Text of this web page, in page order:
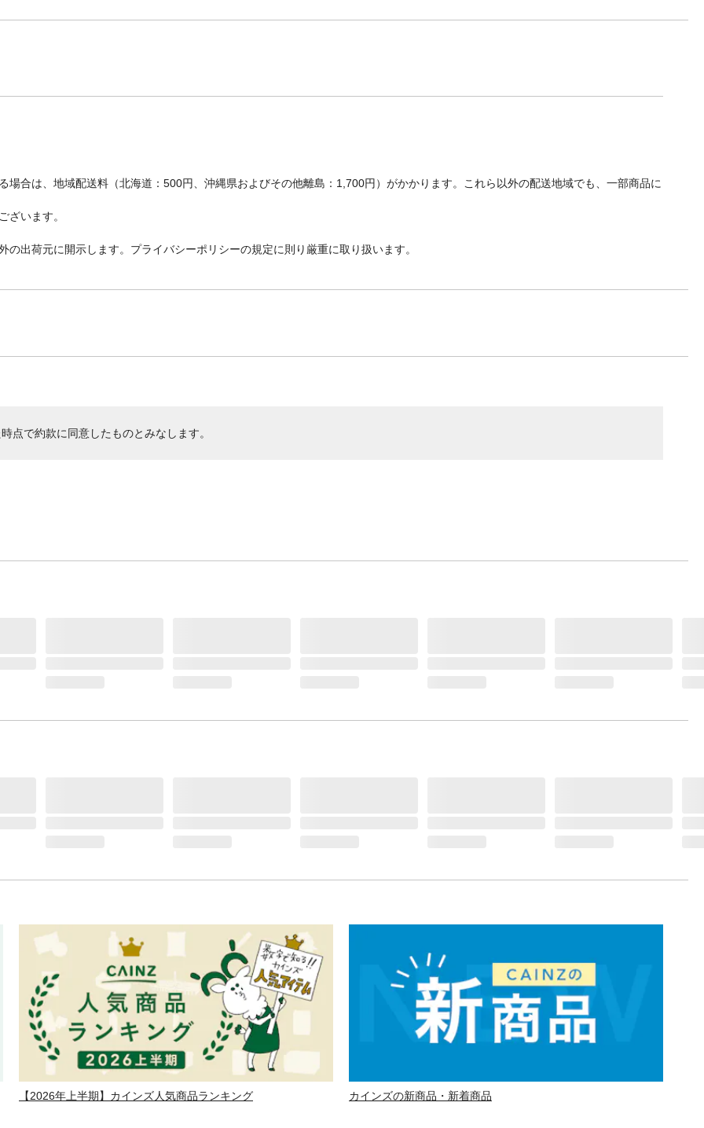
場合は、地域配送料（北海道：500円、沖縄県およびその他離島：1,700円）がかかります。これら以外の配送地域でも、一部商品に
ざいます。
出荷元に開示します。プライバシーポリシーの規定に則り厳重に取り扱います。
点で約款に同意したものとみなします。
【2026年上半期】カインズ人気商品ランキング カインズの新商品・新着商品